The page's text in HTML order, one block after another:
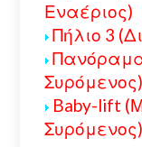
Εναέριος)
Πήλιο 3
Συρόμενος)
Baby-lift
Συρόμενος)